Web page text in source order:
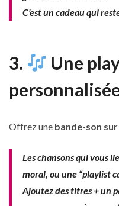
C’est un cadeau qui
3.
Une
Offrez une bande-son
Les chansons qui vous
moral, ou une “playlist
Ajoutez des titres + un